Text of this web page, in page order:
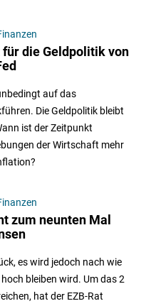
die Geldpolitik von
auf das
Die Geldpolitik bleibt
ist der Zeitpunkt
der Wirtschaft mehr
zum neunten Mal
es wird jedoch nach wie
bleiben wird. Um das 2
hat der EZB-Rat